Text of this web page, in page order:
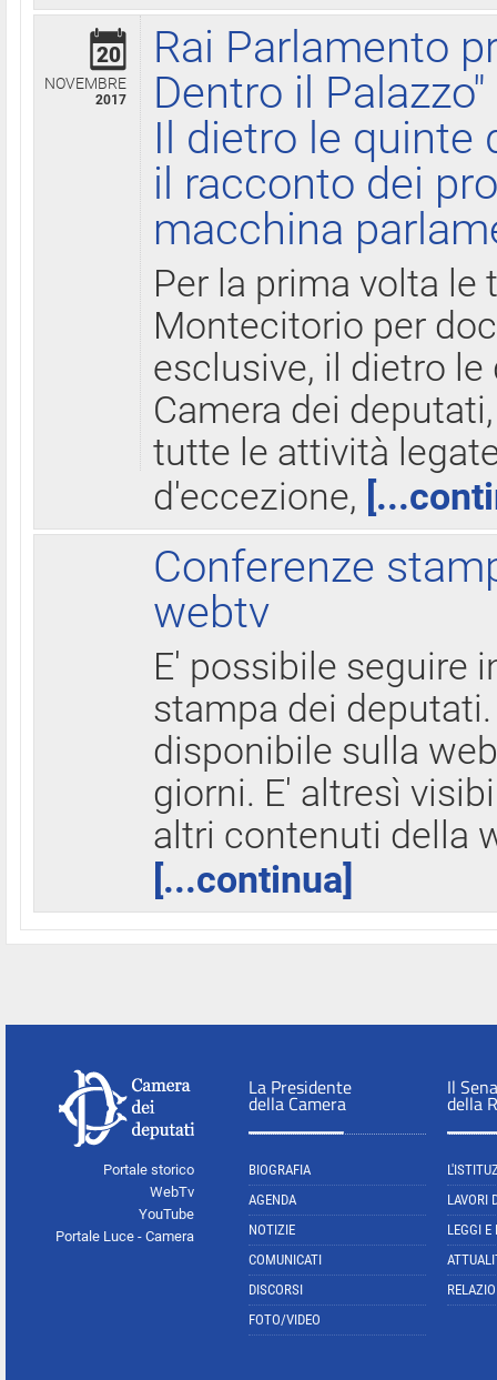
20
NOVEMBRE
2017
Rai Parlamento
Dentro il Palazzo"
Il dietro le quinte
il racconto dei
macchina
Per la prima volta le
Montecitorio per
esclusive, il dietro
Camera dei
tutte le attività
d'eccezione,
Conferenze
webtv
E' possibile seguire
stampa dei
disponibile sulla
giorni. E' altresì
altri contenuti della
[...continua]
Portale storico
WebTv
YouTube
Portale Luce - Camera
La Presidente
della Camera
BIOGRAFIA
AGENDA
NOTIZIE
COMUNICATI
DISCORSI
FOTO/VIDEO
Il
della
LAVORI
LEGGI E